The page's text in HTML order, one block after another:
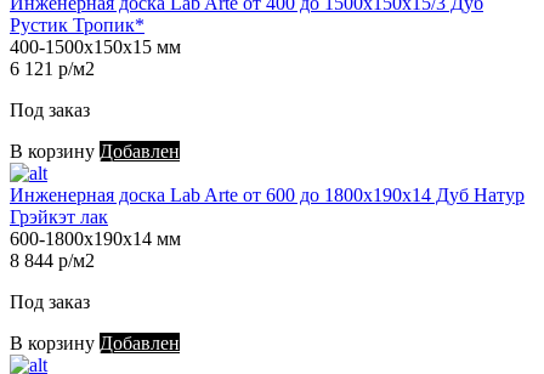
Рустик Тропик*
400-1500х150х15 мм
6 121 р/м2
Под заказ
В корзину Добавлен
Инженерная доска Lab Arte от 600 до 1800х190х14 Дуб Натур
Грэйкэт лак
600-1800х190х14 мм
8 844 р/м2
Под заказ
В корзину Добавлен